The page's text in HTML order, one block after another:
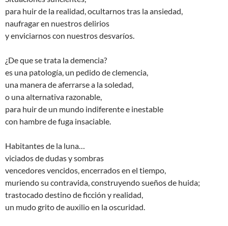
para huir de la realidad, ocultarnos tras la ansiedad,
naufragar en nuestros delirios
y enviciarnos con nuestros desvaríos.
¿De que se trata la demencia?
es una patología, un pedido de clemencia,
una manera de aferrarse a la soledad,
o una alternativa razonable,
para huir de un mundo indiferente e inestable
con hambre de fuga insaciable.
Habitantes de la luna…
viciados de dudas y sombras
vencedores vencidos, encerrados en el tiempo,
muriendo su contravida, construyendo sueños de huida;
trastocado destino de ficción y realidad,
un mudo grito de auxilio en la oscuridad.